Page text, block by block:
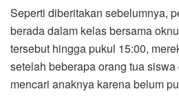
Seperti diberitakan sebelumnya,
berada dalam kelas bersama
tersebut hingga pukul 15:00,
setelah beberapa orang tua
mencari anaknya karena belum